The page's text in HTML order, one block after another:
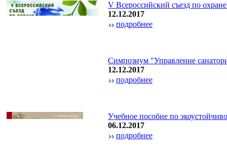
V Всероссийский съезд по
12.12.2017
подробнее
Симпозиум "Управление
12.12.2017
подробнее
Учебное пособие по
06.12.2017
подробнее